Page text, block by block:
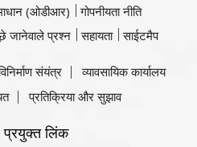
(ओडीआर)
गोपनीयता नीति
जानेवाले प्रश्न सहायता साईटमैप
संयंत्र
व्यावसायिक कार्यालय
प्रतिक्रिया और सुझाव
लिंक